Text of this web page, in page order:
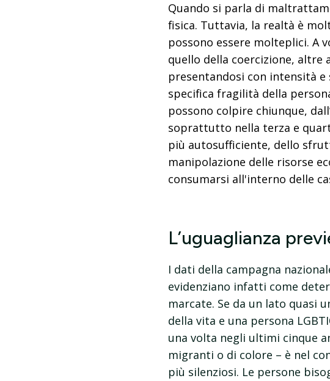
Quando si parla di
fisica. Tuttavia, la realtà è
possono essere molteplici. A
quello della coercizione,
presentandosi con intensità
specifica fragilità della
possono colpire chiunque,
soprattutto nella terza e
più autosufficiente, dello
manipolazione delle risorse
consumarsi all'interno delle
L’uguaglianza
I dati della campagna
evidenziano infatti come
marcate. Se da un lato quasi
della vita e una persona
una volta negli ultimi cinque
migranti o di colore – è nel
più silenziosi. Le persone